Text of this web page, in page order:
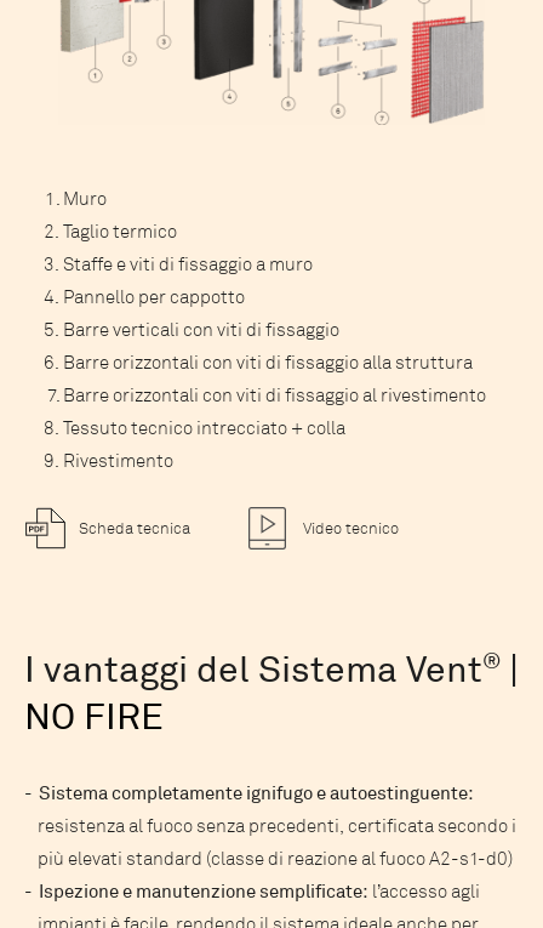
Muro
Taglio termico
Staffe e viti di fissaggio a muro
Pannello per cappotto
Barre verticali con viti di fissaggio
Barre orizzontali con viti di fissaggio alla struttura
Barre orizzontali con viti di fissaggio al rivestimento
Tessuto tecnico intrecciato + colla
Rivestimento
Scheda tecnica Video tecnico
I vantaggi del Sistema Vent®
NO FIRE
Sistema completamente ignifugo e autoestinguente:
resistenza al fuoco senza precedenti, certificata secondo i
più elevati standard (classe di reazione al fuoco A2-s1-d0)
Ispezione e manutenzione semplificate: l’accesso agli